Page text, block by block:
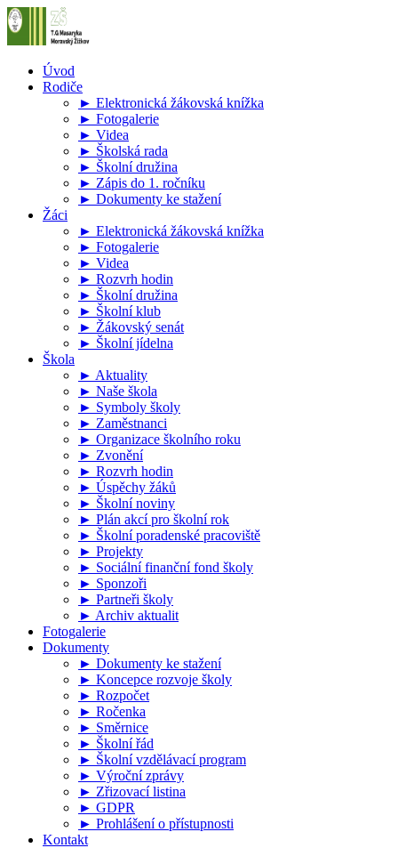
Úvod
Rodiče
► Elektronická žákovská knížka
► Fotogalerie
► Videa
► Školská rada
► Školní družina
► Zápis do 1. ročníku
► Dokumenty ke stažení
Žáci
► Elektronická žákovská knížka
► Fotogalerie
► Videa
► Rozvrh hodin
► Školní družina
► Školní klub
► Žákovský senát
► Školní jídelna
Škola
► Aktuality
► Naše škola
► Symboly školy
► Zaměstnanci
► Organizace školního roku
► Zvonění
► Rozvrh hodin
► Úspěchy žáků
► Školní noviny
► Plán akcí pro školní rok
► Školní poradenské pracoviště
► Projekty
► Sociální finanční fond školy
► Sponzoři
► Partneři školy
► Archiv aktualit
Fotogalerie
Dokumenty
► Dokumenty ke stažení
► Koncepce rozvoje školy
► Rozpočet
► Ročenka
► Směrnice
► Školní řád
► Školní vzdělávací program
► Výroční zprávy
► Zřizovací listina
► GDPR
► Prohlášení o přístupnosti
Kontakt